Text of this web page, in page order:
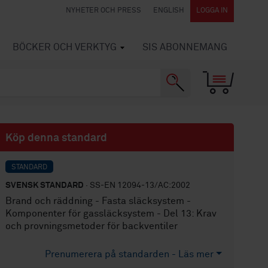
NYHETER OCH PRESS ENGLISH LOGGA IN
BÖCKER OCH VERKTYG SIS ABONNEMANG
Köp denna standard
STANDARD
SVENSK STANDARD · SS-EN 12094-13/AC:2002
Brand och räddning - Fasta släcksystem -
Komponenter för gassläcksystem - Del 13: Krav
och provningsmetoder för backventiler
Prenumerera på standarden - Läs mer